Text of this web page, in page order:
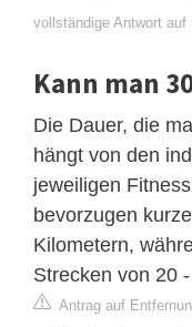
vollständige Antwort auf
Kann man
Die Dauer, die
hängt von den
jeweiligen
bevorzugen
Kilometern,
Strecken von 20
Antrag auf